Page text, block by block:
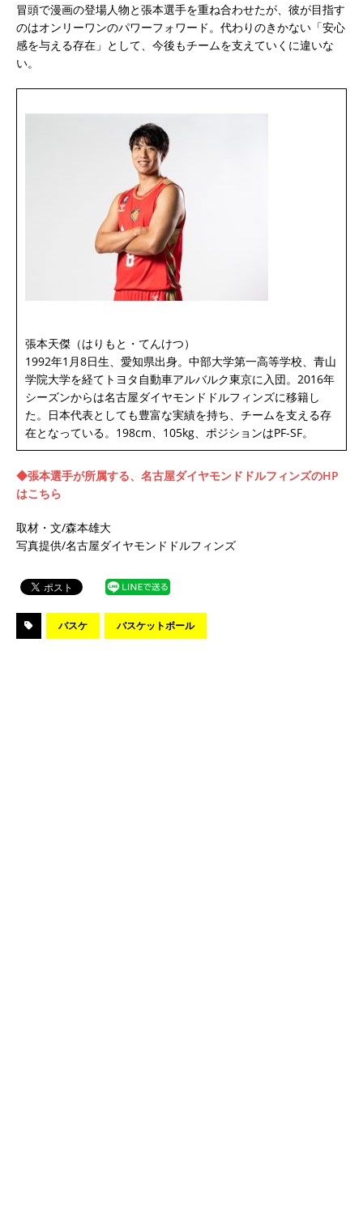
冒頭で漫画の登場人物と張本選手を重ね合わせたが、彼が目指す
のはオンリーワンのパワーフォワード。代わりのきかない「安心
感を与える存在」として、今後もチームを支えていくに違いな
い。
張本天傑（はりもと・てんけつ）
1992年1月8日生、愛知県出身。中部大学第一高等学校、青山
学院大学を経てトヨタ自動車アルバルク東京に入団。2016年
シーズンからは名古屋ダイヤモンドドルフィンズに移籍し
た。日本代表としても豊富な実績を持ち、チームを支える存
在となっている。198cm、105kg、ポジションはPF-SF。
◆張本選手が所属する、名古屋ダイヤモンドドルフィンズのHP
はこちら
取材・文/森本雄大
写真提供/名古屋ダイヤモンドドルフィンズ
バスケ バスケットボール